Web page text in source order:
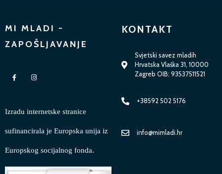
MI MLADI -
ZAPOŠLJAVANJE
Izradu internetske stranice
sufinancirala je Europska unija iz
Europskog socijalnog fonda.
KONTAKT
Svjetski savez mladih
Hrvatska Vlaška 31, 10000
Zagreb OIB: 93537511521
+38592 502 5176
info@mimladi.hr